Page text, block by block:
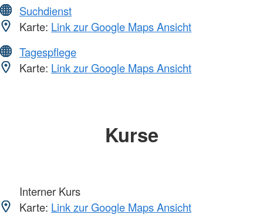
Suchdienst
Karte: Link zur Google Maps Ansicht
Tagespflege
Karte: Link zur Google Maps Ansicht
Kurse
Interner Kurs
Karte: Link zur Google Maps Ansicht